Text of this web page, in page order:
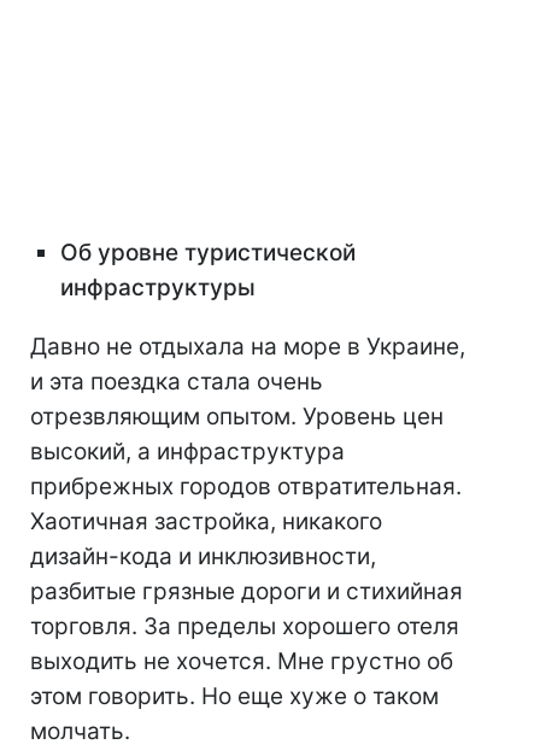
Об уровне туристической
инфраструктуры
Давно не отдыхала на море в Украине,
и эта поездка стала очень
отрезвляющим опытом. Уровень цен
высокий, а инфраструктура
прибрежных городов отвратительная.
Хаотичная застройка, никакого
дизайн-кода и инклюзивности,
разбитые грязные дороги и стихийная
торговля. За пределы хорошего отеля
выходить не хочется. Мне грустно об
этом говорить. Но еще хуже о таком
молчать.